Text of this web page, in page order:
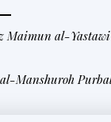
Maimun al-Yastawi
Manshuroh